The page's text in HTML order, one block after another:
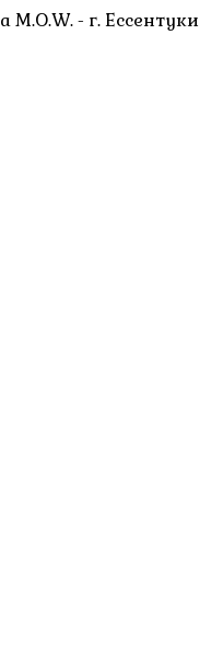
- г. Ессентуки
компонентов